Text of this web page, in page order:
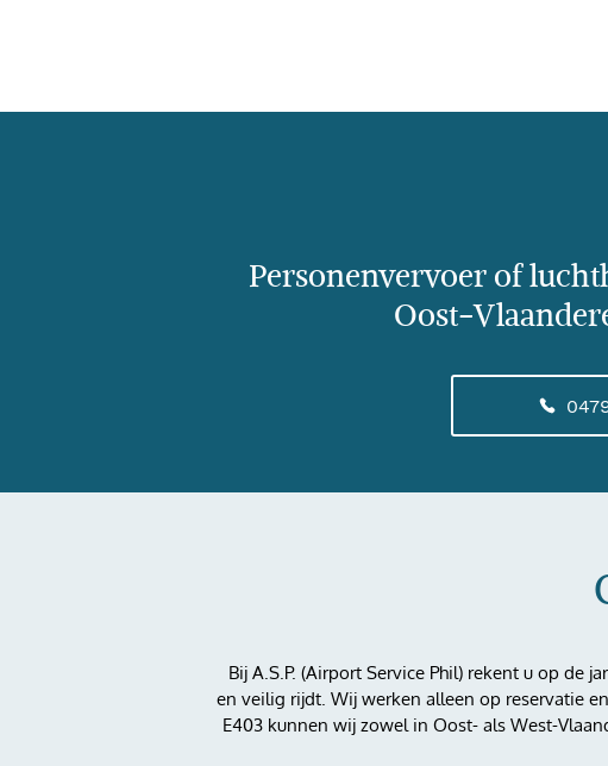
Personenvervoer of
Oost-
Bij A.S.P. (Airport Service Phil) rekent u op de
en veilig rijdt. Wij werken alleen op reservatie
E403 kunnen wij zowel in Oost- als West-